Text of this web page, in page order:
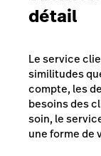
détail
Le service
similitudes
compte, les
besoins des
soin, le
une forme de